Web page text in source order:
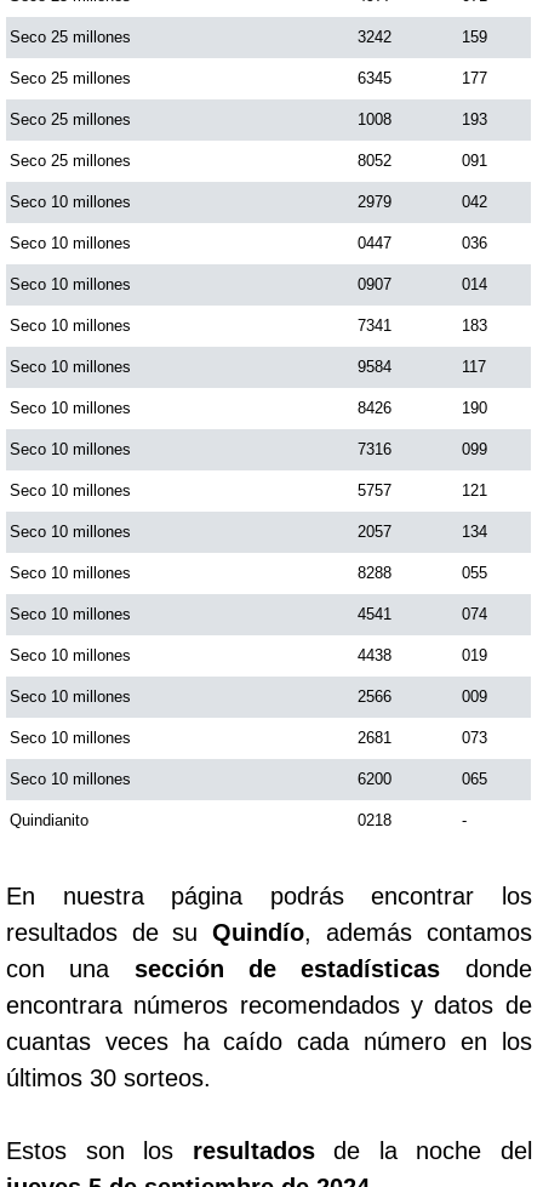
Paisita Día
Paisita Noche
Paisita 3
Pick 3 Día
Pick 3 Noche
Pick 4 Día
Pick 4 Noche
Pijao de Oro
Saman de la suerte
Sinuano Día
Super Chontico Noche
Seco 25 millones 3242 159
Seco 25 millones 6345 177
Seco 25 millones 1008 193
Seco 25 millones 8052 091
Seco 10 millones 2979 042
Seco 10 millones 0447 036
Seco 10 millones 0907 014
Seco 10 millones 7341 183
Seco 10 millones 9584 117
Seco 10 millones 8426 190
Seco 10 millones 7316 099
Seco 10 millones 5757 121
Seco 10 millones 2057 134
Seco 10 millones 8288 055
Seco 10 millones 4541 074
Seco 10 millones 4438 019
Seco 10 millones 2566 009
Seco 10 millones 2681 073
Seco 10 millones 6200 065
Quindianito 0218 -
En nuestra página podrás encontrar los
resultados de suQuindío, además contamos
con una sección de estadísticas donde
encontrara números recomendados y datos de
cuantas veces ha caído cada número en los
últimos 30 sorteos.
Estos son los resultadosde la noche del